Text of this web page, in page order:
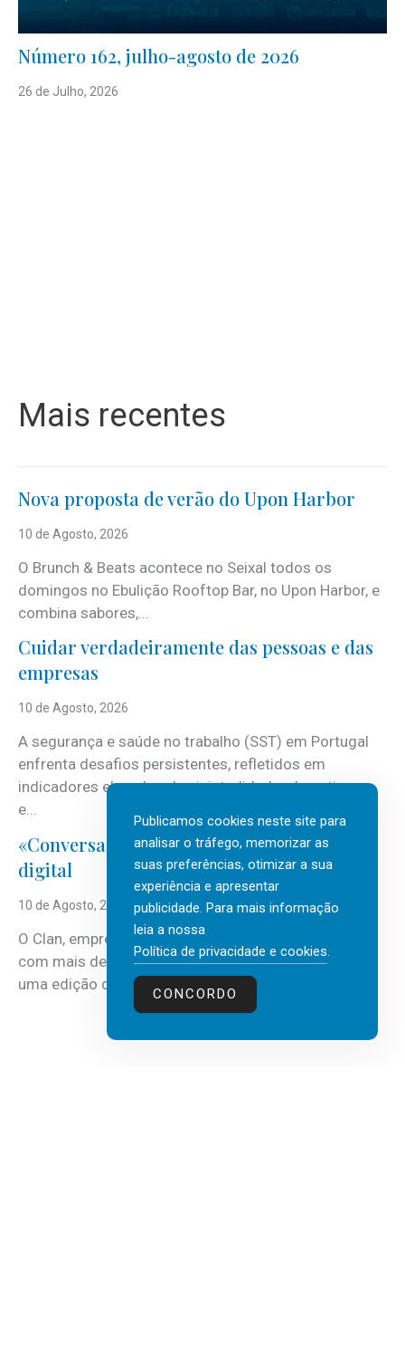
Número 162, julho-agosto de 2026
26 de Julho, 2026
Mais recentes
Nova proposta de verão do Upon Harbor
10 de Agosto, 2026
O Brunch & Beats acontece no Seixal todos os
domingos no Ebulição Rooftop Bar, no Upon Harbor, e
combina sabores,...
Cuidar verdadeiramente das pessoas e das
empresas
10 de Agosto, 2026
A segurança e saúde no trabalho (SST) em Portugal
enfrenta desafios persistentes, refletidos em
indicadores elevados de sinistralidade, absentismo
e...
«Conversas do Clan» sobre transformação
digital
10 de Agosto, 2026
O Clan, empresa portuguesa de recursos humanos
com mais de 30 anos de atividade, vai realizar mais
uma edição do...
Publicamos cookies neste site para
analisar o tráfego, memorizar as
suas preferências, otimizar a sua
experiência e apresentar
publicidade. Para mais informação
leia a nossa
Política de privacidade e cookies.
CONCORDO